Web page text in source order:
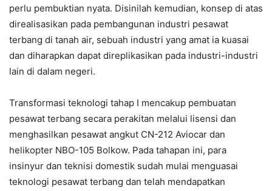
perlu pembuktian nyata. Disinilah kemudian, konsep di atas
direalisasikan pada pembangunan industri pesawat
terbang di tanah air, sebuah industri yang amat ia kuasai
dan diharapkan dapat direplikasikan pada industri-industri
lain di dalam negeri.
Transformasi teknologi tahap I mencakup pembuatan
pesawat terbang secara perakitan melalui lisensi dan
menghasilkan pesawat angkut CN-212 Aviocar dan
helikopter NBO-105 Bolkow. Pada tahapan ini, para
insinyur dan teknisi domestik sudah mulai menguasai
teknologi pesawat terbang dan telah mendapatkan